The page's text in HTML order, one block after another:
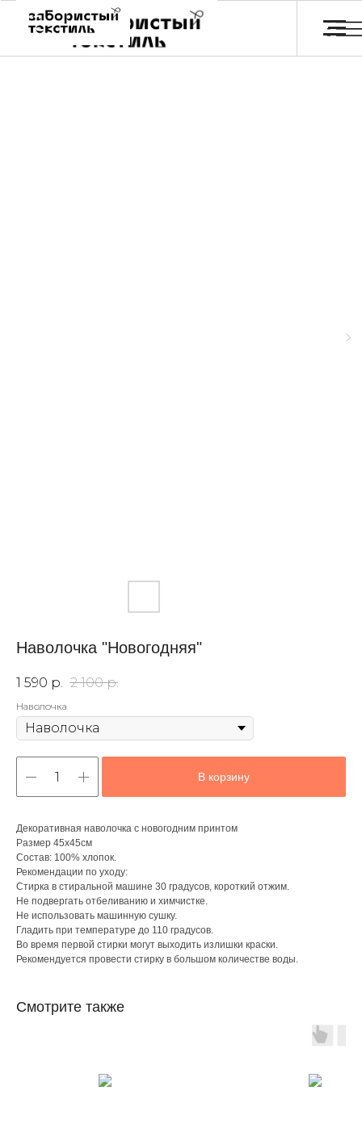
Наволочка "Новогодняя"
1 590 р. 2 100 р.
Наволочка
В корзину
Декоративная наволочка с новогодним принтом
Размер 45х45см
Состав: 100% хлопок.
Рекомендации по уходу:
Стирка в стиральной машине 30 градусов, короткий отжим.
Не подвергать отбеливанию и химчистке.
Не использовать машинную сушку.
Гладить при температуре до 110 градусов.
Во время первой стирки могут выходить излишки краски.
Рекомендуется провести стирку в большом количестве воды.
Смотрите также